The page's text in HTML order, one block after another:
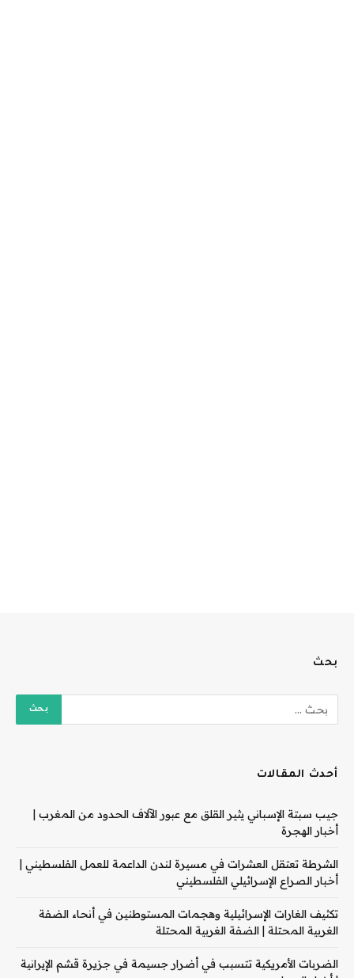
بحث
أحدث المقالات
جيب سبتة الإسباني يثير القلق مع عبور الآلاف الحدود من المغرب |
أخبار الهجرة
الشرطة تعتقل العشرات في مسيرة لندن الداعمة للعمل الفلسطيني |
أخبار الصراع الإسرائيلي الفلسطيني
تكثيف الغارات الإسرائيلية وهجمات المستوطنين في أنحاء الضفة
الغربية المحتلة | الضفة الغربية المحتلة
الضربات الأمريكية تتسبب في أضرار جسيمة في جزيرة قشم الإيرانية